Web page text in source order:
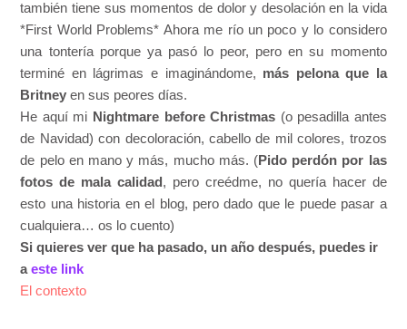
también tiene sus momentos de dolor y desolación en la vida
*First World Problems* Ahora me río un poco y lo considero
una tontería porque ya pasó lo peor, pero en su momento
terminé en lágrimas e imaginándome, más pelona que la
Britney en sus peores días.
He aquí mi Nightmare before Christmas (o pesadilla antes
de Navidad) con decoloración, cabello de mil colores, trozos
de pelo en mano y más, mucho más. (Pido perdón por las
fotos de mala calidad , pero creédme, no quería hacer de
esto una historia en el blog, pero dado que le puede pasar a
cualquiera… os lo cuento)
Si quieres ver que ha pasado, un año después, puedes ir
aeste link
El contexto